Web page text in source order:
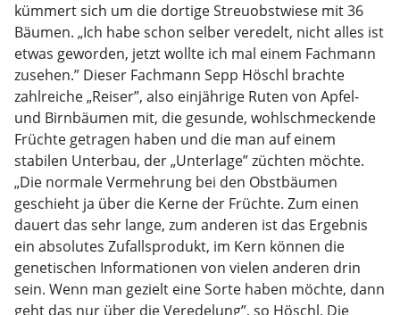
kümmert sich um die dortige Streuobstwiese mit 36
Bäumen. „Ich habe schon selber veredelt, nicht alles ist
etwas geworden, jetzt wollte ich mal einem Fachmann
zusehen.” Dieser Fachmann Sepp Höschl brachte
zahlreiche „Reiser”, also einjährige Ruten von Apfel-
und Birnbäumen mit, die gesunde, wohlschmeckende
Früchte getragen haben und die man auf einem
stabilen Unterbau, der „Unterlage” züchten möchte.
„Die normale Vermehrung bei den Obstbäumen
geschieht ja über die Kerne der Früchte. Zum einen
dauert das sehr lange, zum anderen ist das Ergebnis
ein absolutes Zufallsprodukt, im Kern können die
genetischen Informationen von vielen anderen drin
sein. Wenn man gezielt eine Sorte haben möchte, dann
geht das nur über die Veredelung”, so Höschl. Die